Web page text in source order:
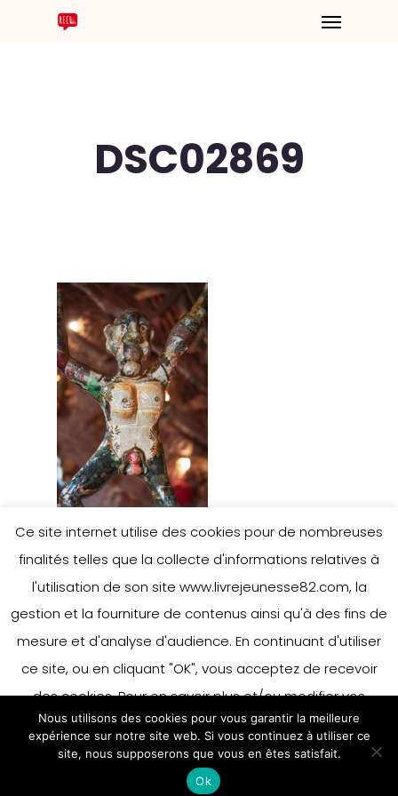
DSC02869
Ce site internet utilise des cookies pour de nombreuses
finalités telles que la collecte d'informations relatives à
l'utilisation de son site www.livrejeunesse82.com, la
gestion et la fourniture de contenus ainsi qu'à des fins de
mesure et d'analyse d'audience. En continuant d'utiliser
ce site, ou en cliquant "OK", vous acceptez de recevoir
des cookies. Pour en savoir plus et/ou modifier vos
préférences en matière de cookies, merci de vous référer
à notre politique sur les cookies.
Accepter
En savoir plus
Nous utilisons des cookies pour vous garantir la meilleure
expérience sur notre site web. Si vous continuez à utiliser ce
site, nous supposerons que vous en êtes satisfait.
Ok